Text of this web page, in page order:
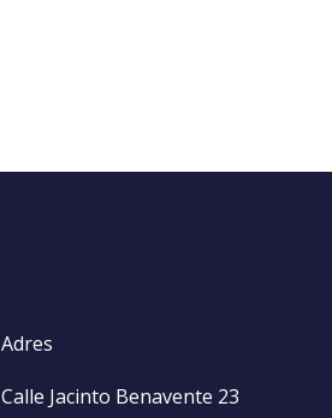
Adres
Calle Jacinto Benavente 23